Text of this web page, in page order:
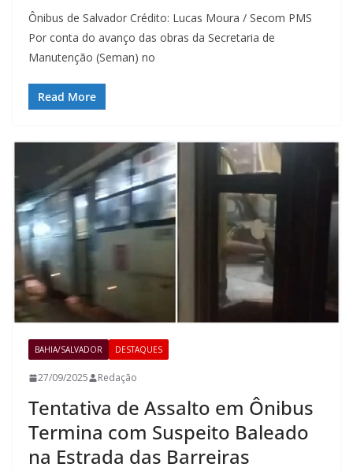
Ônibus de Salvador Crédito: Lucas Moura / Secom PMS
Por conta do avanço das obras da Secretaria de
Manutenção (Seman) no
Read More
BAHIA/SALVADOR DESTAQUES
27/09/2025 Redação
Tentativa de Assalto em Ônibus
Termina com Suspeito Baleado
na Estrada das Barreiras